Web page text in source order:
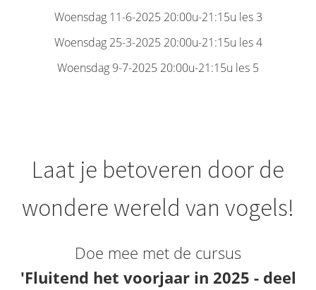
Woensdag 11-6-2025 20:00u-21:15u les 3
Woensdag 25-3-2025 20:00u-21:15u les 4
Woensdag 9-7-2025 20:00u-21:15u les 5
Laat je betoveren door de
wondere wereld van vogels!
Doe mee met de cursus
'Fluitend het voorjaar in 2025 - deel